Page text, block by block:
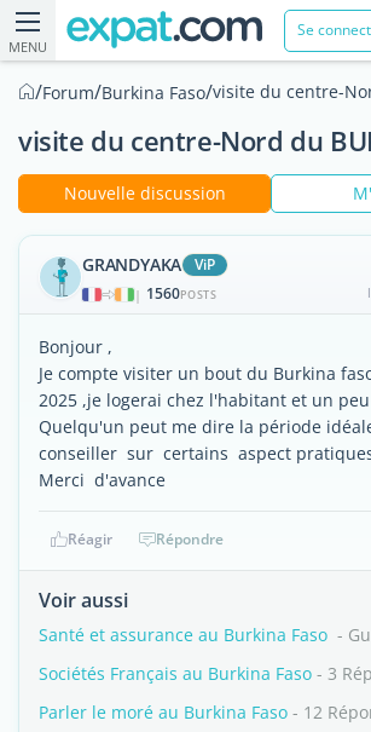
MENU
Se
/Forum/Burkina Faso/visite du centre-
visite du centre-Nord du
Nouvelle discussion
GRANDYAKA ViP
| 1560POSTS
Bonjour ,
Je compte visiter un bout du Burkina
2025 ,je logerai chez l'habitant et un
Quelqu'un peut me dire la période
conseiller sur certains aspect
Merci d'avance
Réagir Répondre
Voir aussi
Santé et assurance au Burkina Faso -
Sociétés Français au Burkina Faso - 3
Parler le moré au Burkina Faso - 12